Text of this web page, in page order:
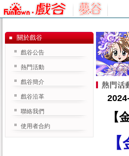
【
關於戲谷
戲谷公告
熱門活動
戲谷簡介
戲谷沿革
聯絡我們
使用者合約